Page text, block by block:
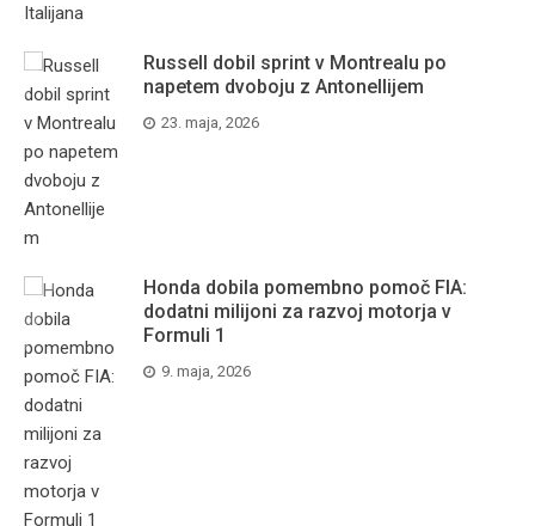
Russell dobil sprint v Montrealu po
napetem dvoboju z Antonellijem
23. maja, 2026
Honda dobila pomembno pomoč FIA:
dodatni milijoni za razvoj motorja v
Formuli 1
9. maja, 2026